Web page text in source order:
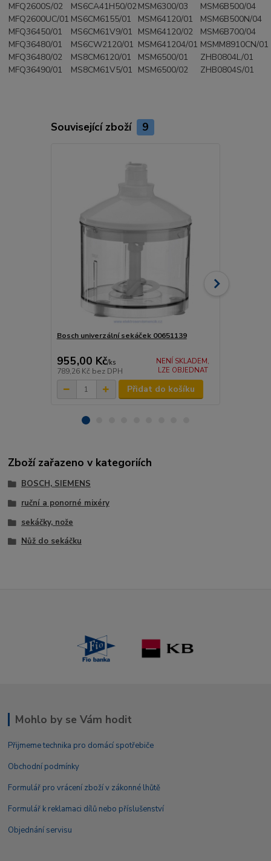
MFQ2600S/02
MFQ2600UC/01
MFQ36450/01
MFQ36480/01
MFQ36480/02
MFQ36490/01
MS6CA41H50/02
MS6CM6155/01
MS6CM61V9/01
MS6CW2120/01
MS8CM6120/01
MS8CM61V5/01
MSM6300/03
MSM64120/01
MSM64120/02
MSM641204/01
MSM6500/01
MSM6500/02
MSM6B500/04
MSM6B500N/04
MSM6B700/04
MSMM8910CN/01
ZHB0804L/01
ZHB0804S/01
Související zboží 9
Bosch univerzální sekáček 00651139
955,00 Kč/ks
789,26 Kč bez DPH
NENÍ SKLADEM,
LZE OBJEDNAT
Přidat do košíku
Zboží zařazeno v kategoriích
BOSCH, SIEMENS
ruční a ponorné mixéry
sekáčky, nože
Nůž do sekáčku
Mohlo by se Vám hodit
Přijmeme technika pro domácí spotřebiče
Obchodní podmínky
Formulář pro vrácení zboží v zákonné lhůtě
Formulář k reklamaci dílů nebo příslušenství
Objednání servisu